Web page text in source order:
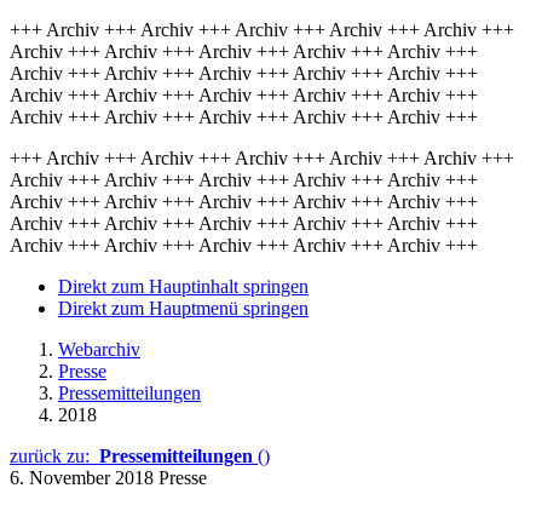
+++ Archiv +++ Archiv +++ Archiv +++ Archiv +++ Archiv +++
Archiv +++ Archiv +++ Archiv +++ Archiv +++ Archiv +++
Archiv +++ Archiv +++ Archiv +++ Archiv +++ Archiv +++
Archiv +++ Archiv +++ Archiv +++ Archiv +++ Archiv +++
Archiv +++ Archiv +++ Archiv +++ Archiv +++ Archiv +++
+++ Archiv +++ Archiv +++ Archiv +++ Archiv +++ Archiv +++
Archiv +++ Archiv +++ Archiv +++ Archiv +++ Archiv +++
Archiv +++ Archiv +++ Archiv +++ Archiv +++ Archiv +++
Archiv +++ Archiv +++ Archiv +++ Archiv +++ Archiv +++
Archiv +++ Archiv +++ Archiv +++ Archiv +++ Archiv +++
Direkt zum Hauptinhalt springen
Direkt zum Hauptmenü springen
Webarchiv
Presse
Pressemitteilungen
2018
zurück zu: Pressemitteilungen ()
6. November 2018 Presse